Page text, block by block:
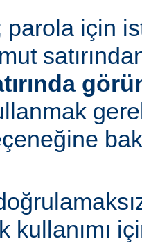
parola için
kullanımı